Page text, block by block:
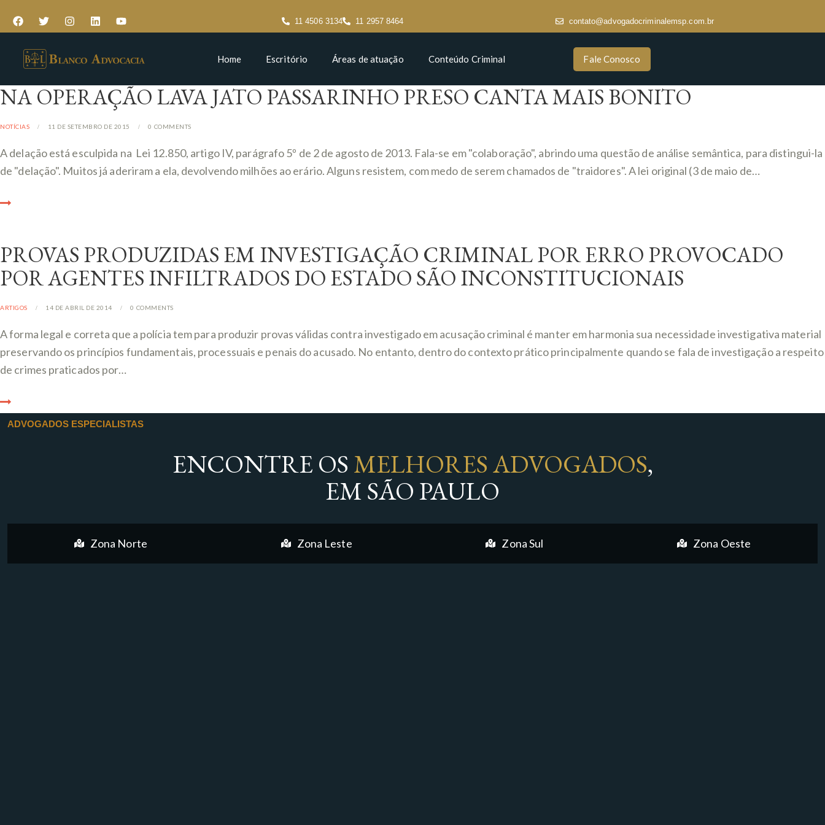
11 4506 3134 11 2957 8464 contato@advogadocriminalemsp.com.br
Home Escritório Áreas de atuação Conteúdo Criminal Fale Conosco
NA OPERAÇÃO LAVA JATO PASSARINHO PRESO CANTA MAIS BONITO
NOTÍCIAS 11 DE SETEMBRO DE 2015 0 COMMENTS
A delação está esculpida na Lei 12.850, artigo IV, parágrafo 5º de 2 de agosto de 2013. Fala-se em "colaboração", abrindo uma questão de análise semântica, para distingui-la
de "delação". Muitos já aderiram a ela, devolvendo milhões ao erário. Alguns resistem, com medo de serem chamados de "traidores". A lei original (3 de maio de…
PROVAS PRODUZIDAS EM INVESTIGAÇÃO CRIMINAL POR ERRO PROVOCADO
POR AGENTES INFILTRADOS DO ESTADO SÃO INCONSTITUCIONAIS
ARTIGOS 14 DE ABRIL DE 2014 0 COMMENTS
A forma legal e correta que a polícia tem para produzir provas válidas contra investigado em acusação criminal é manter em harmonia sua necessidade investigativa material
preservando os princípios fundamentais, processuais e penais do acusado. No entanto, dentro do contexto prático principalmente quando se fala de investigação a respeito
de crimes praticados por…
ADVOGADOS ESPECIALISTAS
ENCONTRE OS MELHORES ADVOGADOS,
EM SÃO PAULO
Zona Norte Zona Leste Zona Sul Zona Oeste